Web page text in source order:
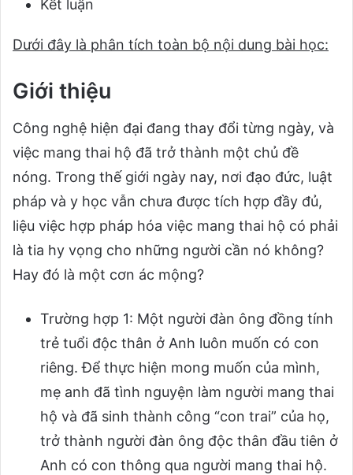
Kết luận
Dưới đây là phân tích toàn bộ nội dung bài học:
Giới thiệu
Công nghệ hiện đại đang thay đổi từng ngày, và
việc mang thai hộ đã trở thành một chủ đề
nóng. Trong thế giới ngày nay, nơi đạo đức, luật
pháp và y học vẫn chưa được tích hợp đầy đủ,
liệu việc hợp pháp hóa việc mang thai hộ có phải
là tia hy vọng cho những người cần nó không?
Hay đó là một cơn ác mộng?
Trường hợp 1: Một người đàn ông đồng tính
trẻ tuổi độc thân ở Anh luôn muốn có con
riêng. Để thực hiện mong muốn của mình,
mẹ anh đã tình nguyện làm người mang thai
hộ và đã sinh thành công “con trai” của họ,
trở thành người đàn ông độc thân đầu tiên ở
Anh có con thông qua người mang thai hộ.